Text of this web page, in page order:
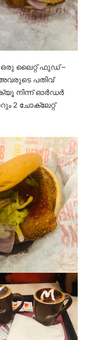
ഒരു ലൈറ്റ് ഫുഡ് –
അവരുടെ പതിവ്
ക്യൂ നിന്ന് ഓർഡർ
2 ചോക്ലേറ്റ്